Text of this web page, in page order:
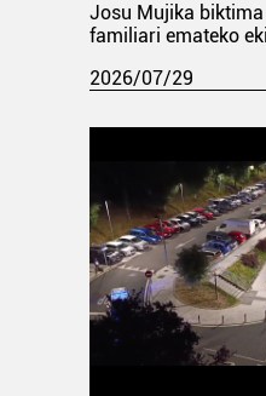
Josu Mujika
familiari emateko
2026/07/29